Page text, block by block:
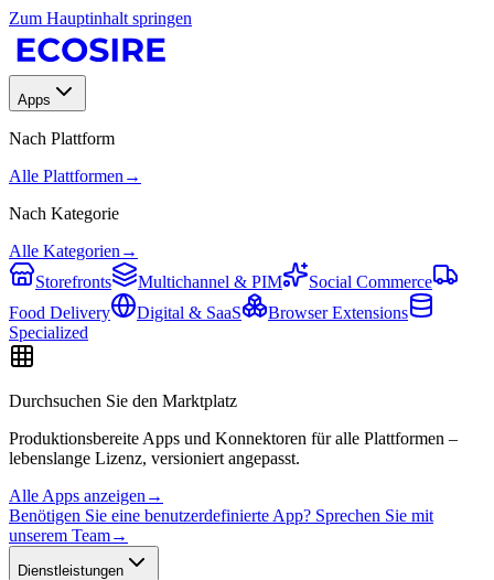
Zum Hauptinhalt springen
Apps
Nach Plattform
Alle Plattformen →
Nach Kategorie
Alle Kategorien →
Storefronts
Multichannel & PIM
Social Commerce
Food Delivery
Digital & SaaS
Browser Extensions
Specialized
Durchsuchen Sie den Marktplatz
Produktionsbereite Apps und Konnektoren für alle Plattformen –
lebenslange Lizenz, versioniert angepasst.
Alle Apps anzeigen →
Benötigen Sie eine benutzerdefinierte App? Sprechen Sie mit
unserem Team→
Dienstleistungen